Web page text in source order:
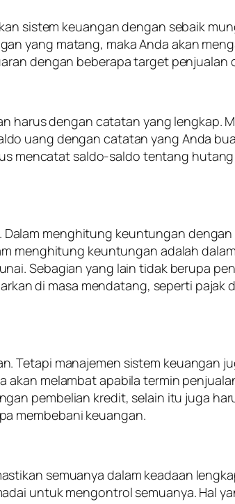
sistem keuangan dengan sebaik
yang matang, maka Anda akan
dengan beberapa target penjualan
harus dengan catatan yang lengkap.
uang dengan catatan yang Anda
mencatat saldo-saldo tentang
menghitung keuntungan
menghitung keuntungan adalah
Sebagian yang lain tidak berupa
di masa mendatang, seperti pajak
Tetapi manajemen sistem keuangan
melambat apabila termin
pembelian kredit, selain itu juga
membebani keuangan.
semuanya dalam keadaan
untuk mengontrol semuanya. Hal